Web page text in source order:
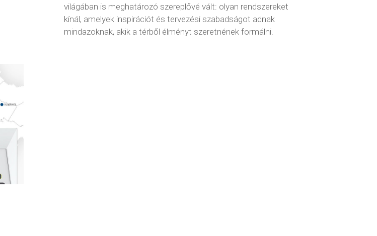
világában is meghatározó szereplővé vált: olyan rendszereket
kínál, amelyek inspirációt és tervezési szabadságot adnak
mindazoknak, akik a térből élményt szeretnének formálni.